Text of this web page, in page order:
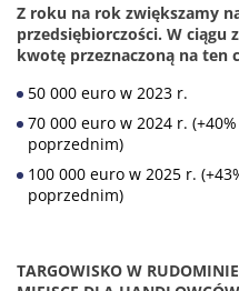
Z roku na rok zwiększamy
przedsiębiorczości. W
kwotę przeznaczoną na ten
50 000 euro w 2023 r.
70 000 euro w 2024 r.
poprzednim)
100 000 euro w 2025 r.
poprzednim)
TARGOWISKO W